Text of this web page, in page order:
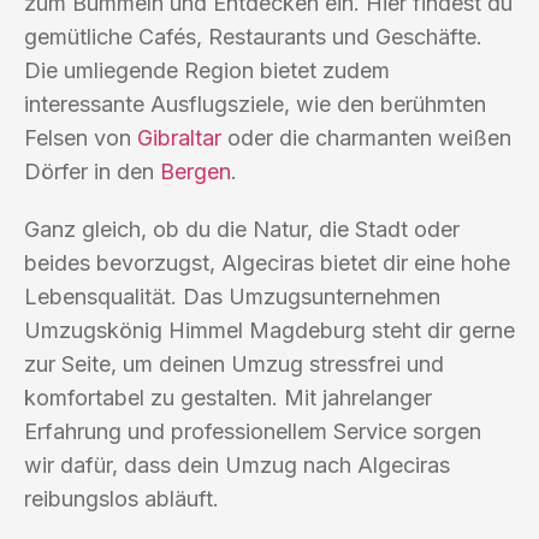
gemütliche Cafés, Restaurants und Geschäfte.
Die umliegende Region bietet zudem
interessante Ausflugsziele, wie den berühmten
Felsen von Gibraltar oder die charmanten weißen
Dörfer in den Bergen.
Ganz gleich, ob du die Natur, die Stadt oder
beides bevorzugst, Algeciras bietet dir eine hohe
Lebensqualität. Das Umzugsunternehmen
Umzugskönig Himmel Magdeburg steht dir gerne
zur Seite, um deinen Umzug stressfrei und
komfortabel zu gestalten. Mit jahrelanger
Erfahrung und professionellem Service sorgen
wir dafür, dass dein Umzug nach Algeciras
reibungslos abläuft.